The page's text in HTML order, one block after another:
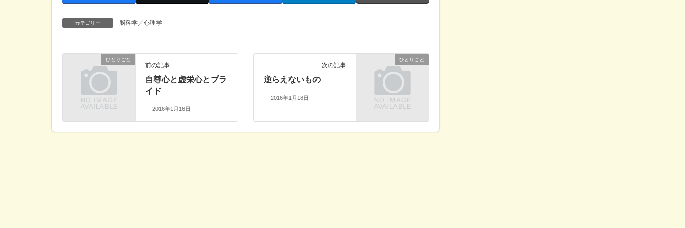
カテゴリー 脳科学／心理学
ひとりごと
前の記事
自尊心と虚栄心とプラ
イド
2016年1月16日
ひとりごと
次の記事
逆らえないもの
2016年1月18日